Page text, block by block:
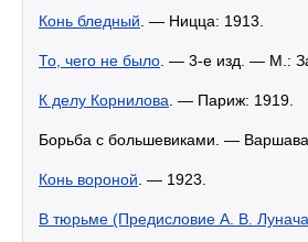
Конь бледный . — Ницца: 1913.
То, чего не было . — 3-е изд. — М.:
К делу Корнилова . — Париж: 1919.
Борьба с большевиками. —
Конь вороной . — 1923.
В тюрьме (Предисловие А. В.